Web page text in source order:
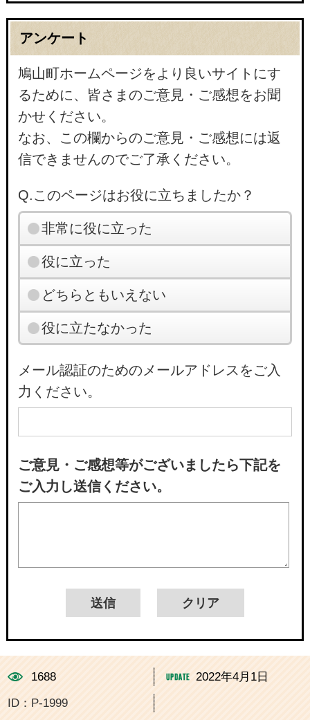
アンケート
鳩山町ホームページをより良いサイトにす
るために、皆さまのご意見・ご感想をお聞
かせください。
なお、この欄からのご意見・ご感想には返
信できませんのでご了承ください。
Q.このページはお役に立ちましたか？
非常に役に立った
役に立った
どちらともいえない
役に立たなかった
メール認証のためのメールアドレスをご入
力ください。
ご意見・ご感想等がございましたら下記を
ご入力し送信ください。
1688 2022年4月1日
ID：P-1999